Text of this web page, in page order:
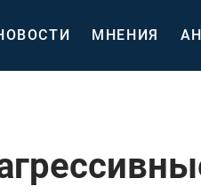
МНЕНИЯ